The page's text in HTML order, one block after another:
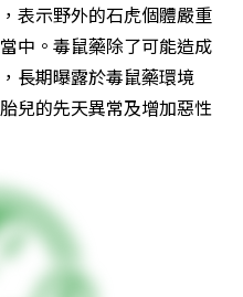
表示野外的石虎個體嚴重
中。毒鼠藥除了可能造成
長期曝露於毒鼠藥環境
兒的先天異常及增加惡性